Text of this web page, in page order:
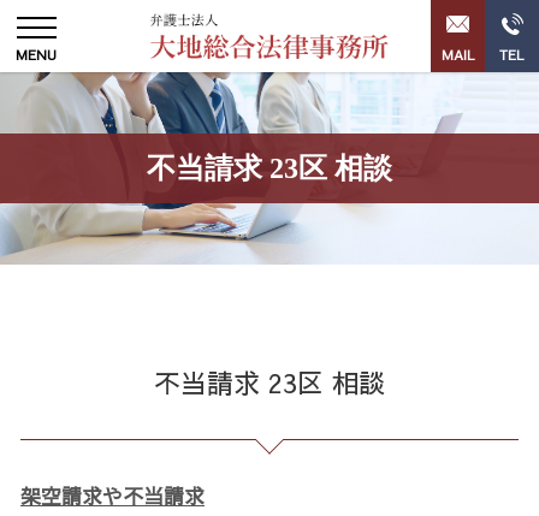
不当請求 23区 相談
不当請求 23区 相談
架空請求や不当請求